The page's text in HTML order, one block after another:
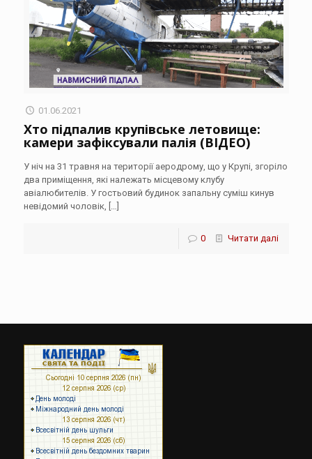
01.06.2021
Хто підпалив крупівське летовище:
камери зафіксували палія (ВІДЕО)
У ніч на 31 травня на території аеродрому, що у Крупі, згоріло
два приміщення, які належать місцевому клубу
авіалюбителів. У гостьовий будинок запальну суміш кинув
невідомий чоловік, […]
0 Читати далі